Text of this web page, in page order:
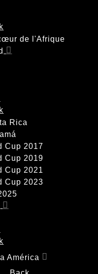
de l'Afrique
Rica
Cup 2017
Cup 2019
Cup 2021
Cup 2023
América